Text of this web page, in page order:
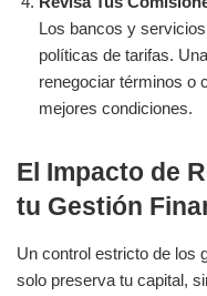
Los bancos y
políticas de tarifas.
renegociar términos o
mejores condiciones.
El Impacto de
tu Gestión
Un control estricto de los
solo preserva tu capital,